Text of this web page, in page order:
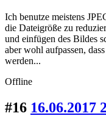
Ich benutze meistens
die Dateigröße zu
und einfügen des Bildes
aber wohl aufpassen,
werden...
Offline
#16 16.06.2017